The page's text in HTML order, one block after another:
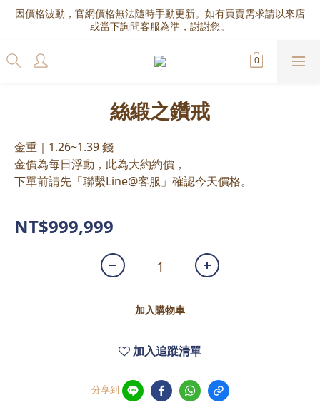
因價格波動，官網價格無法隨時手動更新。如有買賣需求請以來店
或當下詢問客服為準，謝謝您。
絲緞之鑽戒
金重｜1.26~1.39 錢
金價為每日浮動，此為大約約價，
下單前請先「聯繫Line@客服」確認今天價格。
NT$999,999
加入購物車
加入追蹤清單
分享到